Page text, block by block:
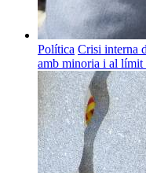
Política Crisi interna
amb minoria i al límit